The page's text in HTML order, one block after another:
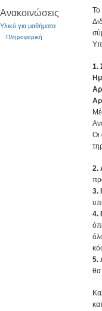
Ανακοινώσεις
Υλικό για μαθήματα
Πληροφορική
Το
1.
Οι
2.
3.
4.
5.
θα